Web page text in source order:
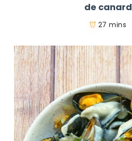
de canard
27 mins